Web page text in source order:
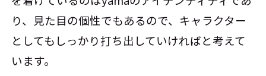
り、見た目の個性でもあるので、キャラクター
としてもしっかり打ち出していければと考えて
います。